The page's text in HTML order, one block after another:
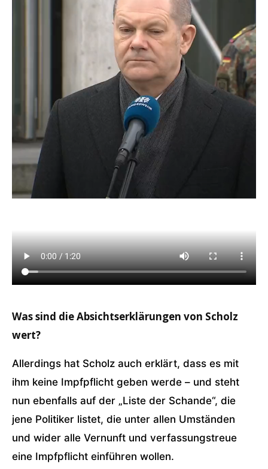
Was sind die Absichtserklärungen von Scholz
wert?
Allerdings hat Scholz auch erklärt, dass es mit
ihm keine Impfpflicht geben werde – und steht
nun ebenfalls auf der „Liste der Schande“, die
jene Politiker listet, die unter allen Umständen
und wider alle Vernunft und verfassungstreue
eine Impfpflicht einführen wollen.